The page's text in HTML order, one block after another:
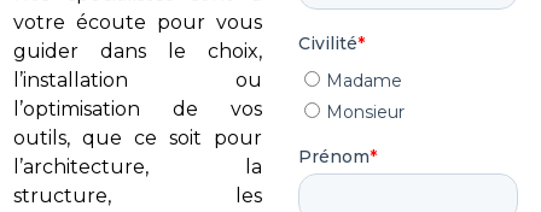
votre écoute pour vous
guider dans le choix,
l’installation ou
l’optimisation de vos
outils, que ce soit pour
l’architecture, la
structure, les